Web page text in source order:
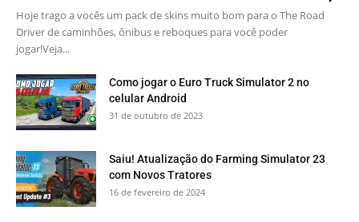
Hoje trago a vocês um pack de skins muito bom para o The Road
Driver de caminhões, ônibus e reboques para você poder
jogar!Veja...
Como jogar o Euro Truck Simulator 2 no
celular Android
31 de outubro de 2023
Saiu! Atualização do Farming Simulator 23
com Novos Tratores
16 de fevereiro de 2024